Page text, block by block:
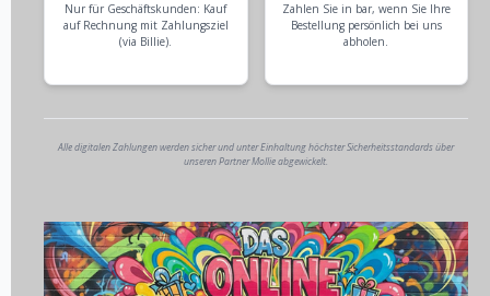
Nur für Geschäftskunden: Kauf
auf Rechnung mit Zahlungsziel
(via Billie).
Zahlen Sie in bar, wenn Sie Ihre
Bestellung persönlich bei uns
abholen.
Alle digitalen Zahlungen werden sicher und unter Einhaltung höchster Sicherheitsstandards über
unseren Partner Mollie abgewickelt.